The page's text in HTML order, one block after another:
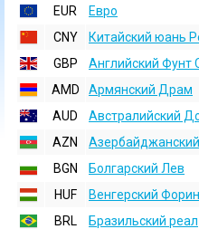
EUR
Евро
CNY
Китайский юань
GBP
Английский Фунт
AMD
Армянский Драм
AUD
Австралийский
AZN
BGN
Болгарский Лев
HUF
Венгерский
BRL
Бразильский реал